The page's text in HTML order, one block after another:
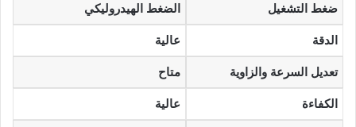
ضغط التشغيل الضغط الهيدروليكي
الدقة عالية
تعديل السرعة والزاوية متاح
الكفاءة عالية